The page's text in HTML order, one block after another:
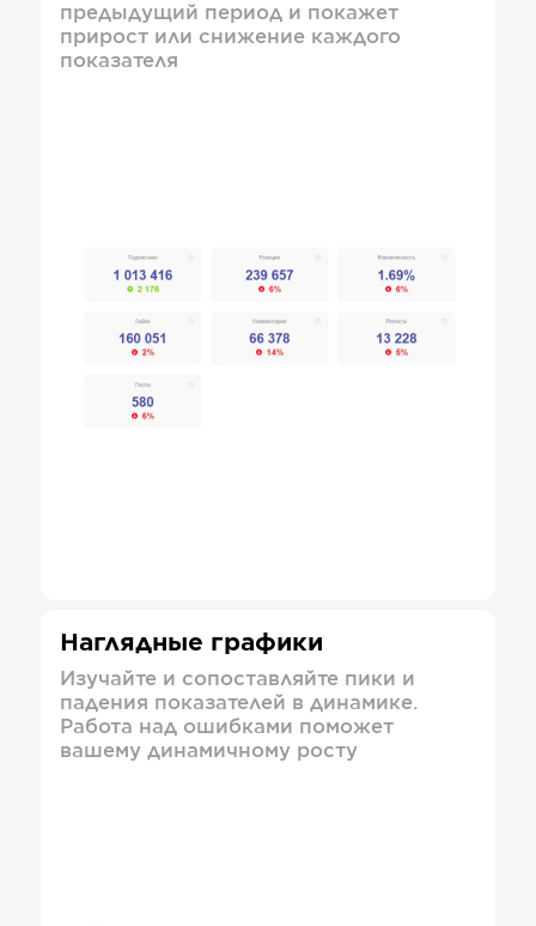
предыдущий период и покажет
прирост или снижение каждого
показателя
Наглядные графики
Изучайте и сопоставляйте пики и
падения показателей в динамике.
Работа над ошибками поможет
вашему динамичному росту